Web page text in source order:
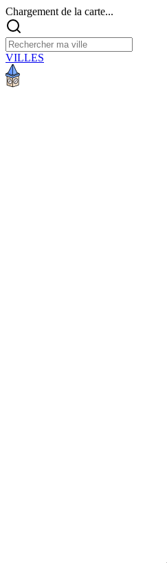
Chargement de la carte...
VILLES